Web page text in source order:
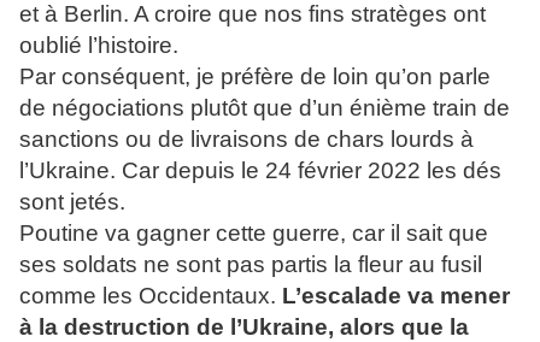
et à Berlin. A croire que nos fins stratèges ont
oublié l’histoire.
Par conséquent, je préfère de loin qu’on parle
de négociations plutôt que d’un énième train de
sanctions ou de livraisons de chars lourds à
l’Ukraine. Car depuis le 24 février 2022 les dés
sont jetés.
Poutine va gagner cette guerre, car il sait que
ses soldats ne sont pas partis la fleur au fusil
comme les Occidentaux. L’escalade va mener
à la destruction de l’Ukraine, alors que la